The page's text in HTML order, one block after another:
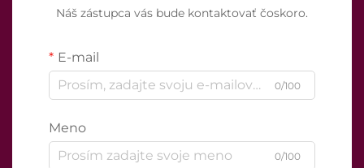
Náš zástupca vás bude kontaktovať čoskoro.
E-mail
0/100
Meno
0/100